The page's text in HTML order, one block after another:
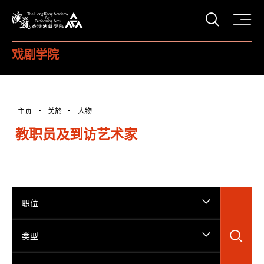
打开
戏剧学院
主页 关於 人物
教职员及到访艺术家
职位
类型